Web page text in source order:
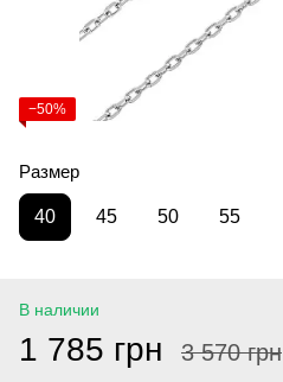
−50%
Размер
40 45 50 55
В наличии
1 785 грн 3 570 грн